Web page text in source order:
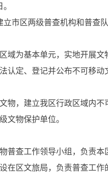
立市区两级普查机构和普
域为基本单元，实地开展文
认定、登记并公布不可移
物，建立我区行政区域内
文物保护单位。
普查工作领导小组，负责
在区文旅局，负责普查工